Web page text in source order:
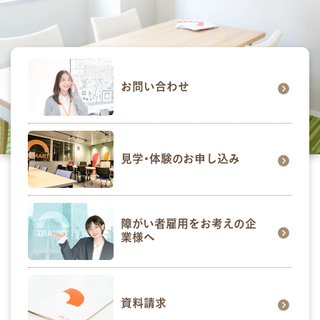
お問い合わせ
見学・体験のお申し込み
各種SNS
資料請求
採用情報
お問い合わせ
見学･体験のお申し込み
障がい者雇用をお考えの企
業様へ
資料請求